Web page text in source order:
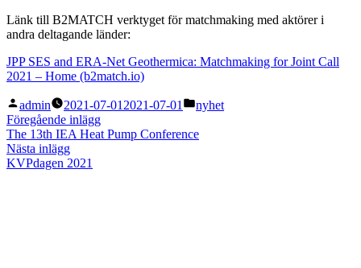
Länk till B2MATCH verktyget för matchmaking med aktörer i
andra deltagande länder:
JPP SES and ERA-Net Geothermica: Matchmaking for Joint Call
2021 – Home (b2match.io)
Publicerat
av
admin 2021-07-01 2021-07-01
Publicerat
nyhet
Inläggsnavigering
Föregående inläggFöregående
inlägg:
The 13th IEA Heat Pump Conference
Nästa inläggNästa
inlägg:
KVPdagen 2021